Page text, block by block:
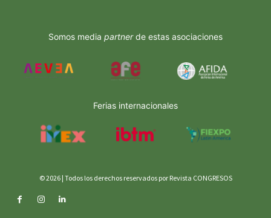
Somos media partnerde estas asociaciones
Ferias internacionales
© 2026 | Todos los derechos reservados por Revista CONGRESOS